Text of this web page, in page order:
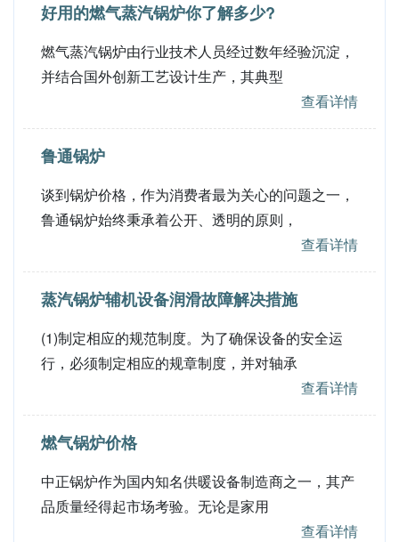
好用的燃气蒸汽锅炉你了解多少?
燃气蒸汽锅炉由行业技术人员经过数年经验沉淀，
并结合国外创新工艺设计生产，其典型
查看详情
鲁通锅炉
谈到锅炉价格，作为消费者最为关心的问题之一，
鲁通锅炉始终秉承着公开、透明的原则，
查看详情
蒸汽锅炉辅机设备润滑故障解决措施
(1)制定相应的规范制度。为了确保设备的安全运
行，必须制定相应的规章制度，并对轴承
查看详情
燃气锅炉价格
中正锅炉作为国内知名供暖设备制造商之一，其产
品质量经得起市场考验。无论是家用
查看详情